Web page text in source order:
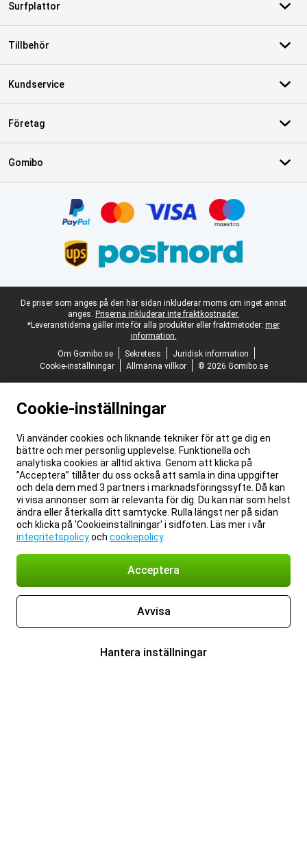
Surfplattor
Tillbehör
Kundservice
Företag
Gomibo
Juridisk fotnot
De priser som anges på den här sidan inkluderar moms om inget annat
anges. Priserna inkluderar inte fraktkostnader.
*Leveranstiderna gäller inte för alla produkter eller fraktmetoder: mer
information.
Om Gomibo.se
Sekretess
Juridisk information
Cookie-inställningar
Allmänna villkor © 2026 Gomibo.se
Cookie-inställningar
Vi använder cookies och liknande tekniker för att ge dig en
bättre och mer personlig upplevelse. Funktionella och
analytiska cookies är alltid aktiva. Genom att klicka på
”Acceptera” tillåter du oss också att samla in dina uppgifter
och dela dem med 3 partners i marknadsföringssyfte. Då kan
vi visa annonser som är relevanta för dig. Du kan när som helst
ändra eller återkalla ditt samtycke. Rulla längst ner på sidan
och klicka på 'Cookieinställningar' i sidfoten. Läs mer i vår
integritetspolicyoch cookiepolicy.
Acceptera
Avvisa
Hantera inställningar